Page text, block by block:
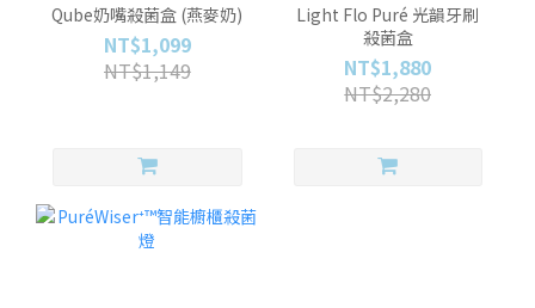
Qube奶嘴殺菌盒 (燕麥奶)
NT$1,099
NT$1,149
Light Flo Puré 光韻牙刷
殺菌盒
NT$1,880
NT$2,280